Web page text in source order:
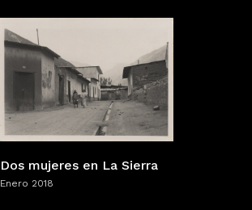
Dos mujeres en La Sierra
Enero 2018